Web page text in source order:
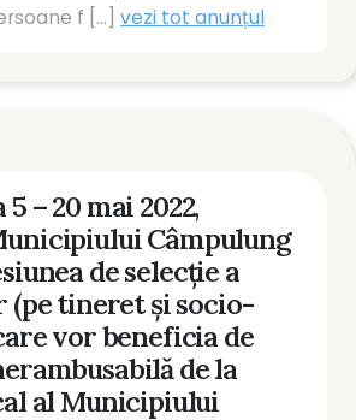
f [...] vezi tot anunțul
– 20 mai 2022,
Câmpulung
de selecţie a
tineret și socio-
vor beneficia de
de la
al Municipiului